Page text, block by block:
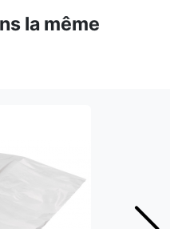
la même